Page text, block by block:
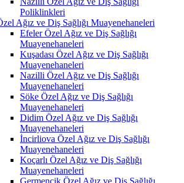
Poliklinkleri
Ağız ve Diş Sağlığı Muayenehaneleri
Efeler Özel Ağız ve Diş Sağlığı
Muayenehaneleri
Kuşadası Özel Ağız ve Diş Sağlığı
Muayenehaneleri
Nazilli Özel Ağız ve Diş Sağlığı
Muayenehaneleri
Söke Özel Ağız ve Diş Sağlığı
Muayenehaneleri
Didim Özel Ağız ve Diş Sağlığı
Muayenehaneleri
İncirliova Özel Ağız ve Diş Sağlığı
Muayenehaneleri
Koçarlı Özel Ağız ve Diş Sağlığı
Muayenehaneleri
Germencik Özel Ağız ve Diş Sağlığı